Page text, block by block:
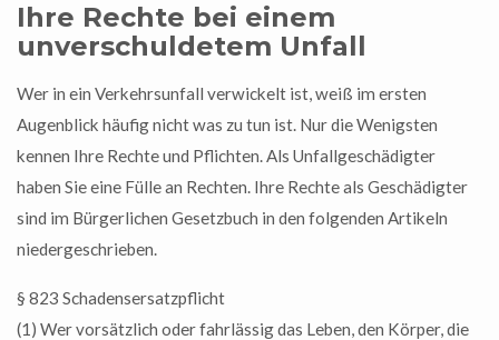
Ihre Rechte bei einem
unverschuldetem Unfall
Wer in ein Verkehrsunfall verwickelt ist, weiß im ersten
Augenblick häufig nicht was zu tun ist. Nur die Wenigsten
kennen Ihre Rechte und Pflichten. Als Unfallgeschädigter
haben Sie eine Fülle an Rechten. Ihre Rechte als Geschädigter
sind im Bürgerlichen Gesetzbuch in den folgenden Artikeln
niedergeschrieben.
§ 823 Schadensersatzpflicht
(1) Wer vorsätzlich oder fahrlässig das Leben, den Körper, die